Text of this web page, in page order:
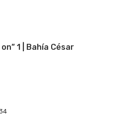
1 | Bahía César